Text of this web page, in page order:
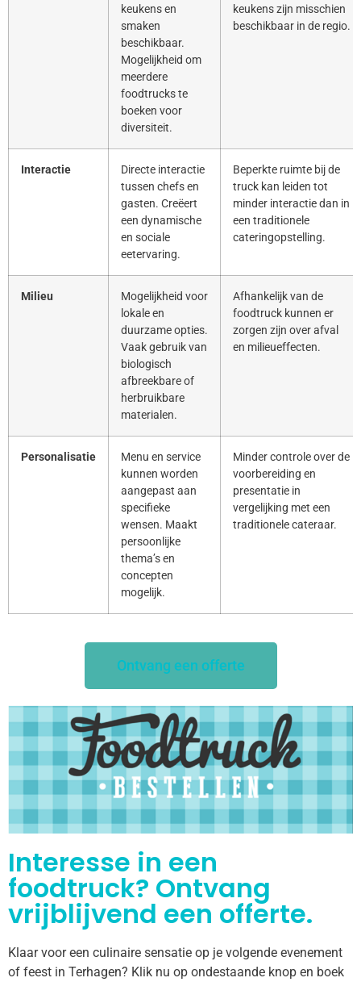
keukens en
smaken
beschikbaar.
Mogelijkheid om
meerdere
foodtrucks te
boeken voor
diversiteit.
keukens zijn misschien
beschikbaar in de regio.
Interactie
Directe interactie
tussen chefs en
gasten. Creëert
een dynamische
en sociale
eetervaring.
Beperkte ruimte bij de
truck kan leiden tot
minder interactie dan in
een traditionele
cateringopstelling.
Milieu
Mogelijkheid voor
lokale en
duurzame opties.
Vaak gebruik van
biologisch
afbreekbare of
herbruikbare
materialen.
Afhankelijk van de
foodtruck kunnen er
zorgen zijn over afval
en milieueffecten.
Personalisatie
Menu en service
kunnen worden
aangepast aan
specifieke
wensen. Maakt
persoonlijke
thema’s en
concepten
mogelijk.
Minder controle over de
voorbereiding en
presentatie in
vergelijking met een
traditionele cateraar.
Ontvang een offerte
Interesse in een
foodtruck? Ontvang
vrijblijvend een offerte.
Klaar voor een culinaire sensatie op je volgende evenement
of feest in Terhagen? Klik nu op ondestaande knop en boek